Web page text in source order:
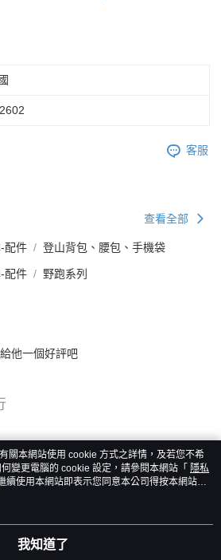
客服
查看全部
配件 登山背包、腰包、手機袋
配件 野跑系列
他一個好評吧
關本網站使用 cookie 方式之詳情，及若您不希
變更電腦的 cookie 設定，請參閱本網站「 隱私
續使用本網站即表示您同意本公司得按本網站使
。
我知道了